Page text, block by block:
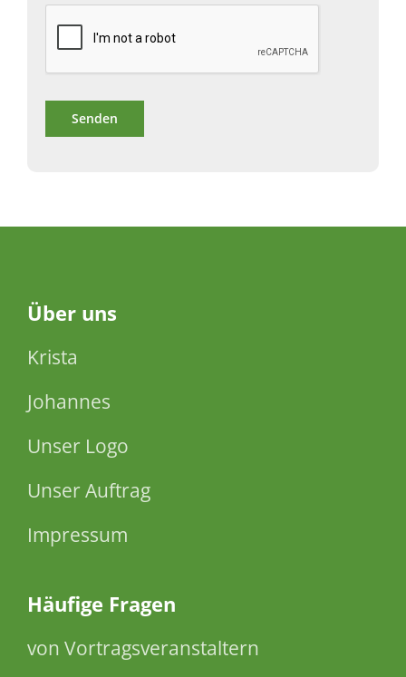
Über uns
Krista
Johannes
Unser Logo
Unser Auftrag
Impressum
Häufige Fragen
von Vortragsveranstaltern